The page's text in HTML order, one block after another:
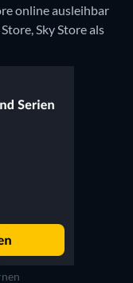
online ausleihbar
Sky Store als